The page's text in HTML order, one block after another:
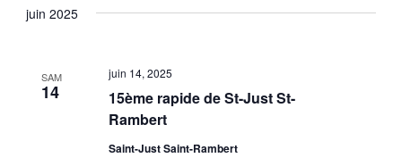
juin 2025
SAM
14
15ème rapide de St-Just St-
Rambert
juin 14, 2025
Saint-Just Saint-Rambert